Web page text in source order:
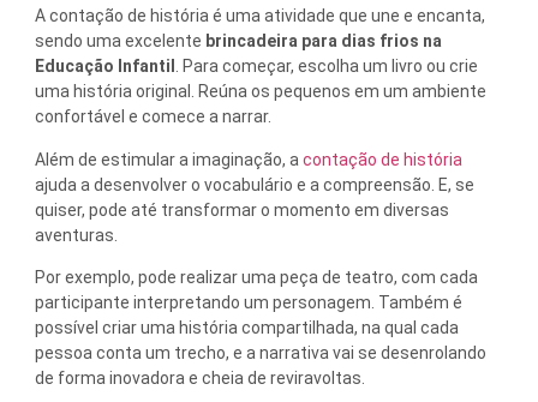
A contação de história é uma atividade que une e encanta,
sendo uma excelente brincadeira para dias frios na
Educação Infantil . Para começar, escolha um livro ou crie
uma história original. Reúna os pequenos em um ambiente
confortável e comece a narrar.
Além de estimular a imaginação, a contação de história
ajuda a desenvolver o vocabulário e a compreensão. E, se
quiser, pode até transformar o momento em diversas
aventuras.
Por exemplo, pode realizar uma peça de teatro, com cada
participante interpretando um personagem. Também é
possível criar uma história compartilhada, na qual cada
pessoa conta um trecho, e a narrativa vai se desenrolando
de forma inovadora e cheia de reviravoltas.